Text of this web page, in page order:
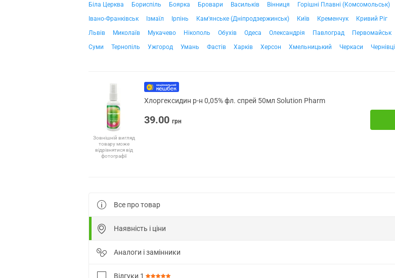
Біла Церква Бориспіль Боярка Бровари Васильків Вінниця Горішні Плавні (Комсомольськ)
Івано-Франківськ
Ізмаїл Ірпінь Кам'янське (Дніпродзержинськ) Київ Кременчук Кривий Ріг
Львів
Миколаїв Мукачево Нікополь Обухів Одеса Олександрія Павлоград Первомайськ
Суми
Тернопіль Ужгород Умань Фастів Харків Херсон Хмельницький Черкаси Чернівці
Зовнішній вигляд
товару може
відрізнятися від
фотографії
Хлоргексидин р-н 0,05% фл. спрей 50мл Solution Pharm
39.00 грн
Все про товар
Наявність і ціни
Аналоги і замінники
Відгуки 1